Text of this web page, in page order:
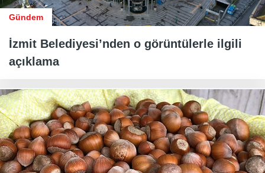
Gündem
İzmit Belediyesi’nden o görüntülerle ilgili
açıklama